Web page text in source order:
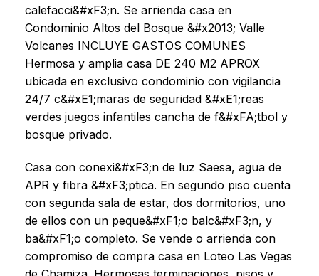
calefacci&#xF3;n. Se arrienda casa en
Condominio Altos del Bosque &#x2013; Valle
Volcanes INCLUYE GASTOS COMUNES
Hermosa y amplia casa DE 240 M2 APROX
ubicada en exclusivo condominio con vigilancia
24/7 c&#xE1;maras de seguridad &#xE1;reas
verdes juegos infantiles cancha de f&#xFA;tbol y
bosque privado.
Casa con conexi&#xF3;n de luz Saesa, agua de
APR y fibra &#xF3;ptica. En segundo piso cuenta
con segunda sala de estar, dos dormitorios, uno
de ellos con un peque&#xF1;o balc&#xF3;n, y
ba&#xF1;o completo. Se vende o arrienda con
compromiso de compra casa en Loteo Las Vegas